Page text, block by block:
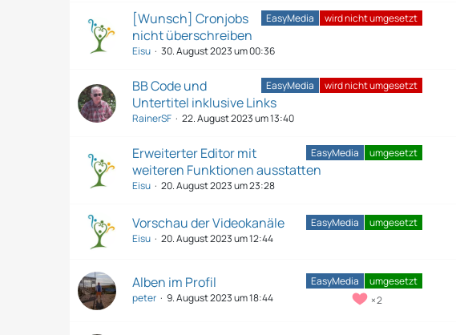
EasyMedia wird nicht umgesetzt
[Wunsch] Cronjobs
nicht überschreiben
Eisu 30. August 2023 um 00:36
EasyMedia wird nicht umgesetzt
BB Code und
Untertitel inklusive Links
RainerSF 22. August 2023 um 13:40
EasyMedia umgesetzt
Erweiterter Editor mit
weiteren Funktionen ausstatten
Eisu 20. August 2023 um 23:28
EasyMedia umgesetzt
Vorschau der Videokanäle
Eisu 20. August 2023 um 12:44
EasyMedia umgesetzt
Alben im Profil
2
peter 9. August 2023 um 18:44